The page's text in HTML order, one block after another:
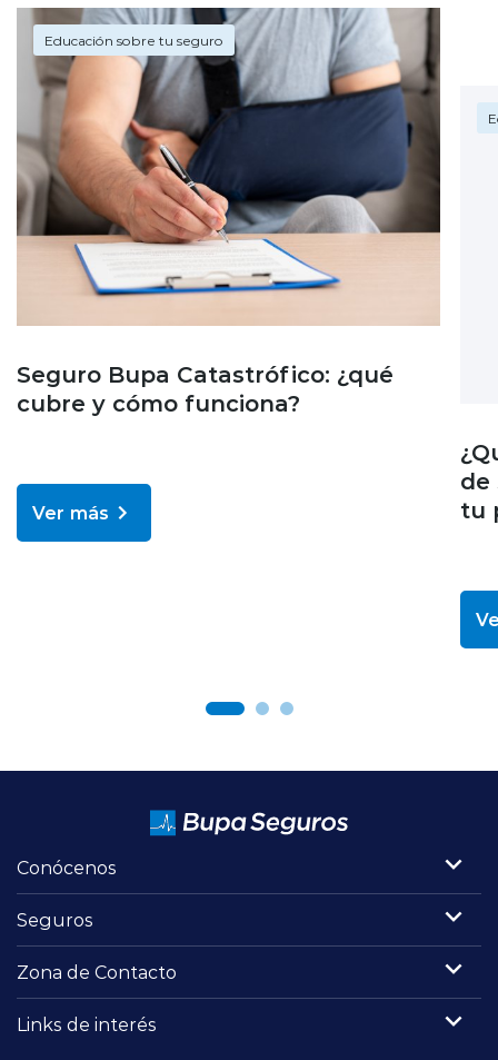
Educación sobre tu seguro
Seguro Bupa Catastrófico: ¿qué
cubre y cómo funciona?
Ver más
de
tu
Conócenos
Seguros
Zona de Contacto
Links de interés